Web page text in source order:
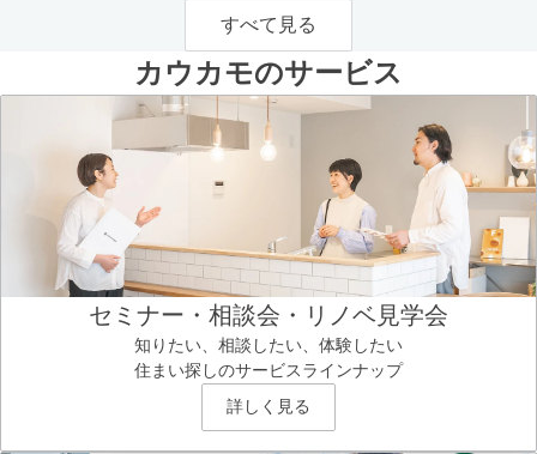
すべて見る
カウカモのサービス
セミナー・相談会・リノベ見学会
知りたい、相談したい、体験したい
住まい探しのサービスラインナップ
詳しく見る